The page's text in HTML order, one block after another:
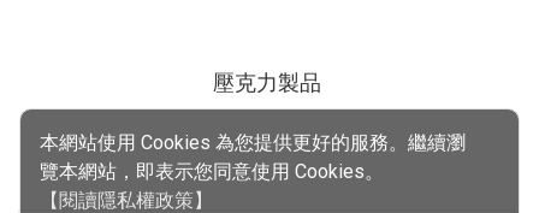
本網站使用 Cookies 為您提供更好的服務。繼續瀏
覽本網站，即表示您同意使用 Cookies。
【閱讀隱私權政策】
壓克力製品